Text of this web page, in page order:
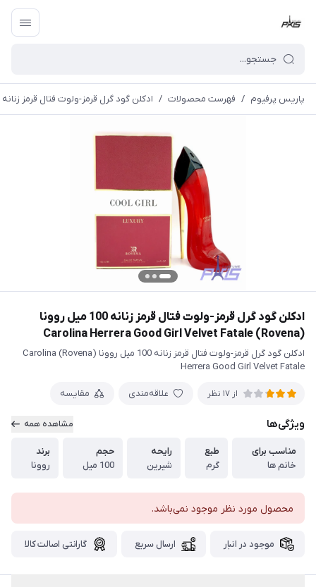
پاریس پرفیوم / فهرست محصولات / ادکلن گود گرل قرمز-ولوت فتال قرمز زنانه 100 میل روونا (Rovena) Carolina Herrera Good Girl Velvet Fatale
ادکلن گود گرل قرمز-ولوت فتال قرمز زنانه 100 میل روونا
(Rovena) Carolina Herrera Good Girl Velvet Fatale
ادکلن گود گرل قرمز-ولوت فتال قرمز زنانه 100 میل روونا (Rovena) Carolina
Herrera Good Girl Velvet Fatale
از 17 نظر علاقه‌مندی مقایسه
ویژگی‌ها مشاهده همه
مناسب برای
خانم ها
طبع
گرم
رایحه
شیرین
حجم
100 میل
برند
روونا
محصول مورد نظر موجود نمی‌باشد.
موجود در انبار ارسال سریع گارانتی اصالت کالا